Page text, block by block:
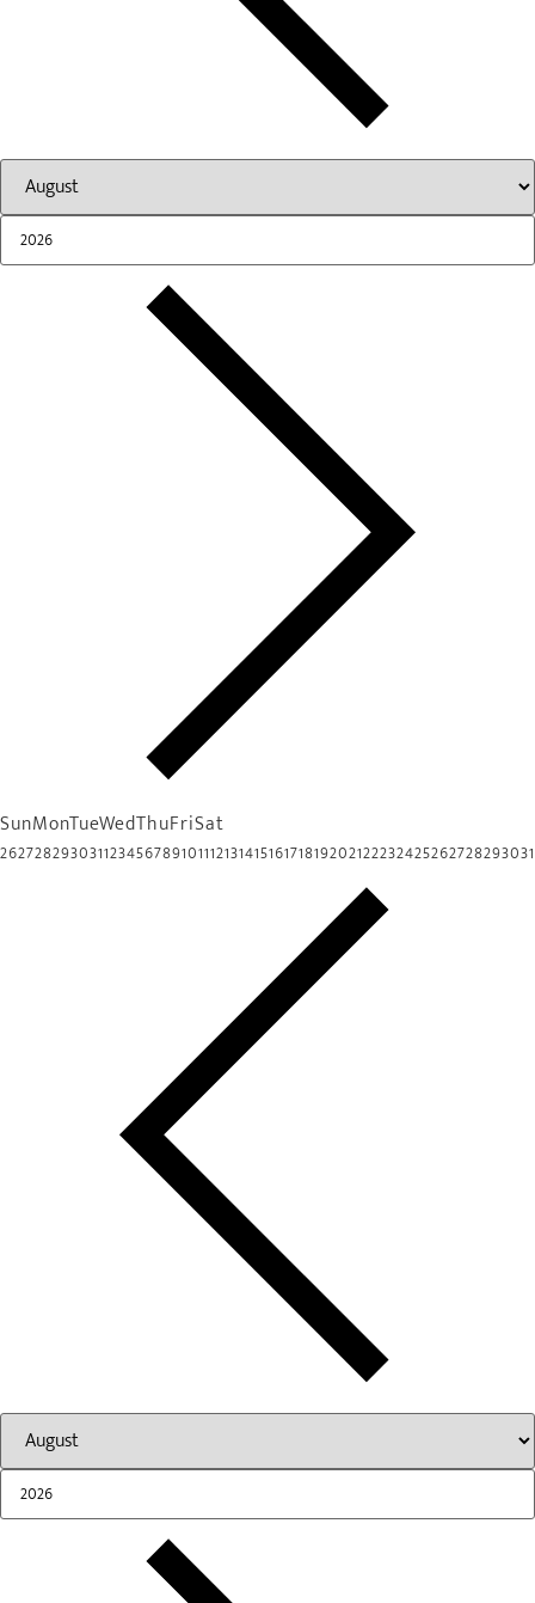
SunMonTueWedThuFriSat
26272829303112345678910111213141516171819202122232425262728293031